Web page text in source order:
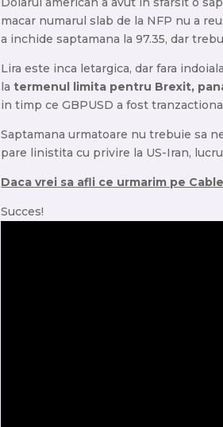
macar numarul slab de la NFP nu a
a inchide saptamana la 97.35, dar
Lira este inca letargica, dar fara
latermenul limita pentru Brexit,
in timp ce GBPUSD a fost
Saptamana urmatoare nu trebuie sa
pare linistita cu privire la US-Iran,
Daca vrei sa afli ce urmarim pe
Succes!